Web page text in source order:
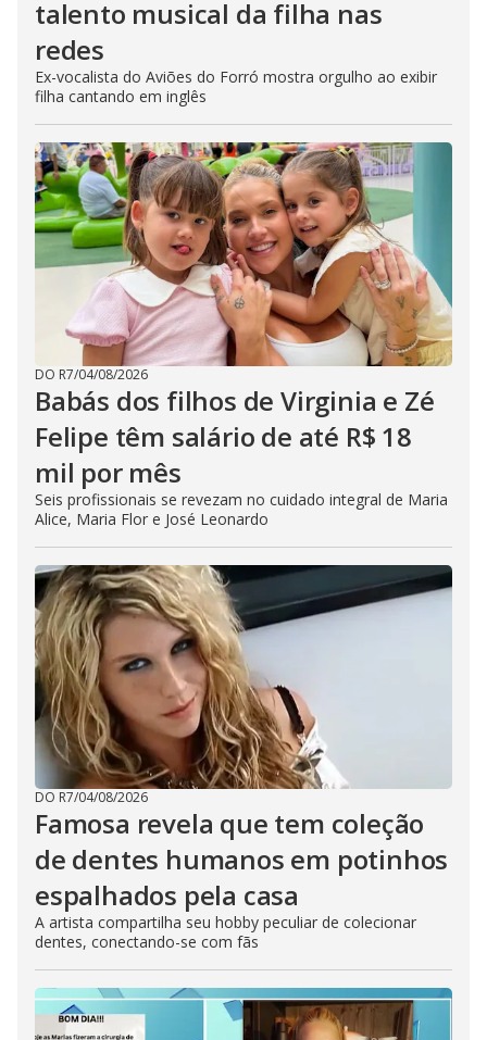
talento musical da filha nas
redes
Ex-vocalista do Aviões do Forró mostra orgulho ao exibir
filha cantando em inglês
DO R7/04/08/2026
Babás dos filhos de Virginia e Zé
Felipe têm salário de até R$ 18
mil por mês
Seis profissionais se revezam no cuidado integral de Maria
Alice, Maria Flor e José Leonardo
DO R7/04/08/2026
Famosa revela que tem coleção
de dentes humanos em potinhos
espalhados pela casa
A artista compartilha seu hobby peculiar de colecionar
dentes, conectando-se com fãs